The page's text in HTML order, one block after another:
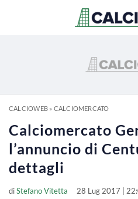
CALCIOWEB» CALCIOMERCATO
Calciomercato
l’annuncio di
dettagli
diStefano Vitetta 28 Lug 2017 |